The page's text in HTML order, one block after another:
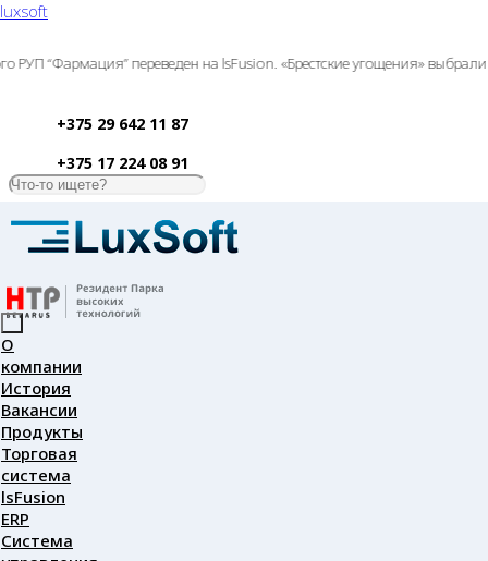
luxsoft
переведен на lsFusion. «Брестские угощения» выбрали
+375 29 642 11 87
+375 17 224 08 91
О
компании
История
Вакансии
Продукты
Торговая
система
lsFusion
ERP
Система